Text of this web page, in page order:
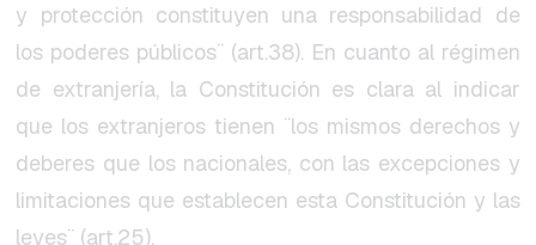
y protección constituyen una responsabilidad de
los poderes públicos¨ (art.38). En cuanto al régimen
de extranjería, la Constitución es clara al indicar
que los extranjeros tienen ¨los mismos derechos y
deberes que los nacionales, con las excepciones y
limitaciones que establecen esta Constitución y las
leyes¨ (art.25).